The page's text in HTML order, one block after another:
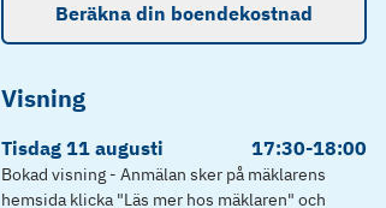
Beräkna din boendekostnad
Visning
Tisdag 11 augusti 17:30-18:00
Bokad visning - Anmälan sker på mäklarens
hemsida klicka "Läs mer hos mäklaren" och